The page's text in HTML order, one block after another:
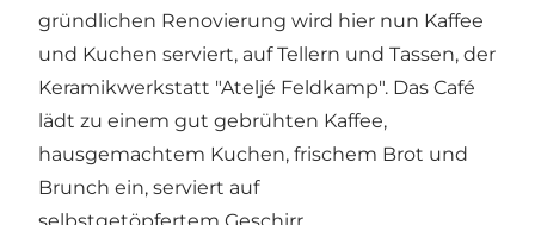
gründlichen Renovierung wird hier nun Kaffee
und Kuchen serviert, auf Tellern und Tassen, der
Keramikwerkstatt "Ateljé Feldkamp". Das Café
lädt zu einem gut gebrühten Kaffee,
hausgemachtem Kuchen, frischem Brot und
Brunch ein, serviert auf